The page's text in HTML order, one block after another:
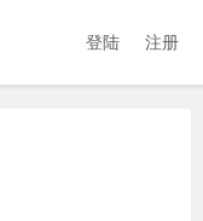
登陆 注册